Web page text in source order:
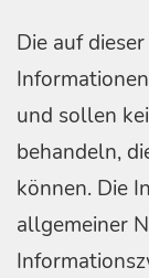
Die auf
und sollen
behandeln,
können. Die
allgemeiner